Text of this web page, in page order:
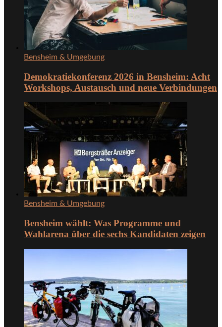
Bensheim & Umgebung
Demokratiekonferenz 2026 in Bensheim: Acht
Workshops, Austausch und neue Verbindungen
Bensheim & Umgebung
Bensheim wählt: Was Programme und
Wahlarena über die sechs Kandidaten zeigen